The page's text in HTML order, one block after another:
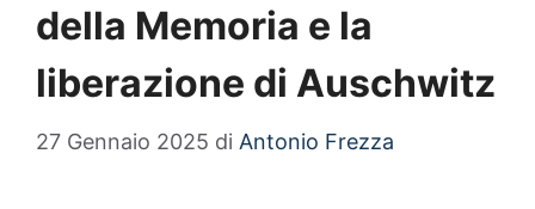
della Memoria e la
liberazione di Auschwitz
27 Gennaio 2025 di Antonio Frezza